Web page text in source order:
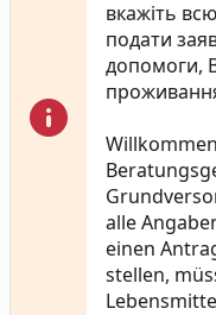
вкажіть
подати
допомоги,
alle
einen
stellen,